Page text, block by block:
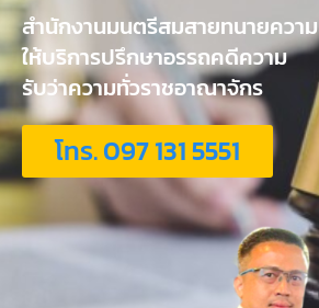
สำนักงานมนตรีสมสายทนายความ
ให้บริการปรึกษาอรรถคดีความ
รับว่าความทั่วราชอาณาจักร
โทร. 097 131 5551